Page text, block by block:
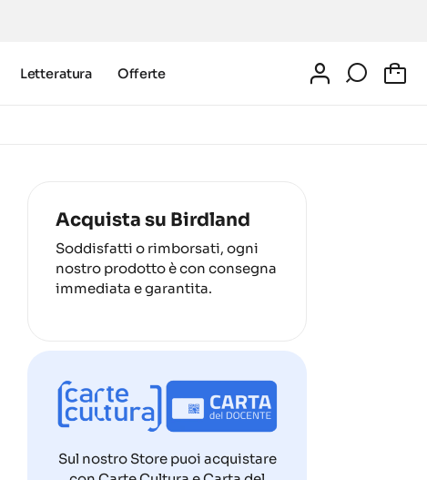
Letteratura Offerte
Acquista su Birdland
Soddisfatti o rimborsati, ogni
nostro prodotto è con consegna
immediata e garantita.
Sul nostro Store puoi acquistare